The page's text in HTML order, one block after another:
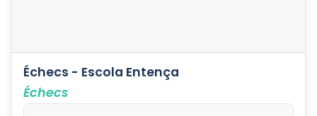
Échecs - Escola Entença
Échecs